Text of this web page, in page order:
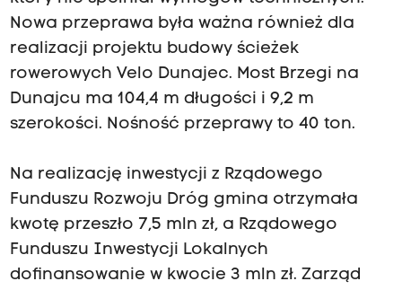
Nowa przeprawa była ważna również dla
realizacji projektu budowy ścieżek
rowerowych Velo Dunajec. Most Brzegi na
Dunajcu ma 104,4 m długości i 9,2 m
szerokości. Nośność przeprawy to 40 ton.
Na realizację inwestycji z Rządowego
Funduszu Rozwoju Dróg gmina otrzymała
kwotę przeszło 7,5 mln zł, a Rządowego
Funduszu Inwestycji Lokalnych
dofinansowanie w kwocie 3 mln zł. Zarząd